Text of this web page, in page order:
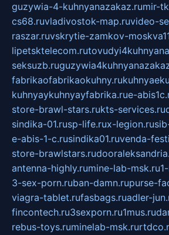
guzywia-4-kuhnyanazakaz.rumir-
cs68.ruvladivostok-map.ruvideo-
raszar.ruvskrytie-zamkov-
lipetsktelecom.ru
seksuzb.ru
fabrikaofabrikaokuhny.ru
kuhnyaykuhnyayfabrika.rue-
store-brawl-stars.rukts-services.ru
sindika-01.rusp-life.rux-legion.ru
e-abis-1-c.rusindika01.ruvenda-
store-brawlstars.ru
antenna-highly.rumine-lab-msk.ru
3-sex-porn.ruban-damn.rupurse-
viagra-tablet.rufasbags.ruadler-
fincontech.ru3sexporn.ru1mus.ru
rebus-toys.ruminelab-msk.ru